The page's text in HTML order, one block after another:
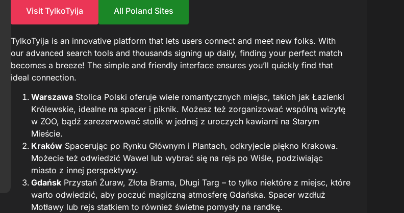
Visit TylkoTyija All Poland Sites
TylkoTyija is an innovative platform that lets users connect and meet new folks. With
our advanced search tools and thousands signing up daily, finding your perfect match
becomes a breeze! The simple and friendly interface ensures you’ll quickly find that
ideal connection.
Warszawa Stolica Polski oferuje wiele romantycznych miejsc, takich jak Łazienki
Królewskie, idealne na spacer i piknik. Możesz też zorganizować wspólną wizytę
w ZOO, bądź zarezerwować stolik w jednej z uroczych kawiarni na Starym
Mieście.
Kraków Spacerując po Rynku Głównym i Plantach, odkryjecie piękno Krakowa.
Możecie też odwiedzić Wawel lub wybrać się na rejs po Wiśle, podziwiając
miasto z innej perspektywy.
Gdańsk Przystań Żuraw, Złota Brama, Długi Targ – to tylko niektóre z miejsc, które
warto odwiedzić, aby poczuć magiczną atmosferę Gdańska. Spacer wzdłuż
Motławy lub rejs statkiem to również świetne pomysły na randkę.